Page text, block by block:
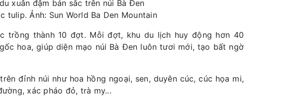
tulip. Ảnh: Sun World Ba Den Mountain
trồng thành 10 đợt. Mỗi đợt, khu du lịch huy động hơn 40
hoa, giúp diện mạo núi Bà Đen luôn tươi mới, tạo bất ngờ
đỉnh núi như hoa hồng ngoại, sen, duyên cúc, cúc họa mi,
xác pháo đỏ, trà my...